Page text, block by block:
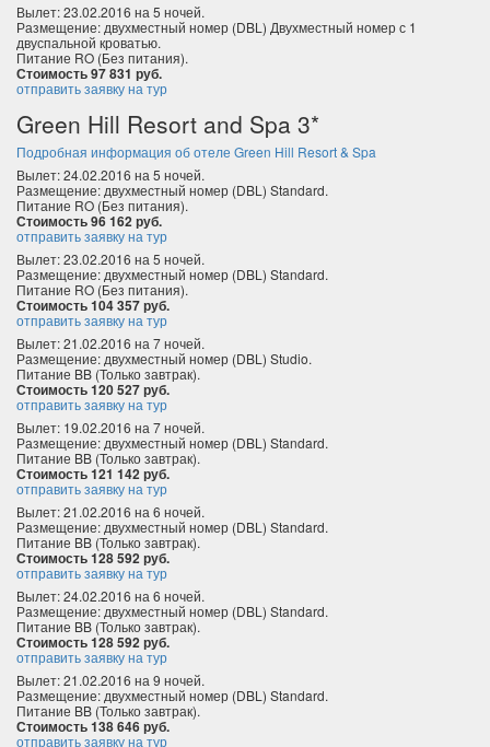
Вылет: 23.02.2016 на 5 ночей.
Размещение: двухместный номер (DBL) Двухместный номер с 1
двуспальной кроватью.
Питание RO (Без питания).
Стоимость 97 831 руб.
отправить заявку на тур
Green Hill Resort and Spa 3*
Подробная информация об отеле Green Hill Resort & Spa
Вылет: 24.02.2016 на 5 ночей.
Размещение: двухместный номер (DBL) Standard.
Питание RO (Без питания).
Стоимость 96 162 руб.
отправить заявку на тур
Вылет: 23.02.2016 на 5 ночей.
Размещение: двухместный номер (DBL) Standard.
Питание RO (Без питания).
Стоимость 104 357 руб.
отправить заявку на тур
Вылет: 21.02.2016 на 7 ночей.
Размещение: двухместный номер (DBL) Studio.
Питание BB (Только завтрак).
Стоимость 120 527 руб.
отправить заявку на тур
Вылет: 19.02.2016 на 7 ночей.
Размещение: двухместный номер (DBL) Standard.
Питание BB (Только завтрак).
Стоимость 121 142 руб.
отправить заявку на тур
Вылет: 21.02.2016 на 6 ночей.
Размещение: двухместный номер (DBL) Standard.
Питание BB (Только завтрак).
Стоимость 128 592 руб.
отправить заявку на тур
Вылет: 24.02.2016 на 6 ночей.
Размещение: двухместный номер (DBL) Standard.
Питание BB (Только завтрак).
Стоимость 128 592 руб.
отправить заявку на тур
Вылет: 21.02.2016 на 9 ночей.
Размещение: двухместный номер (DBL) Standard.
Питание BB (Только завтрак).
Стоимость 138 646 руб.
отправить заявку на тур